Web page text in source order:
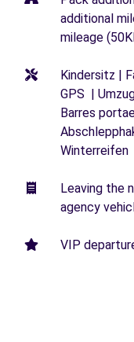
additional
mileage
Kindersitz |
GPS |
Barres
Winterreifen
Leaving the
agency
VIP